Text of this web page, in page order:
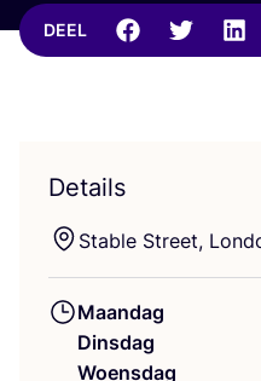
DEEL
Details
Sta­ble Street,
Maandag
Dinsdag
Woensdag